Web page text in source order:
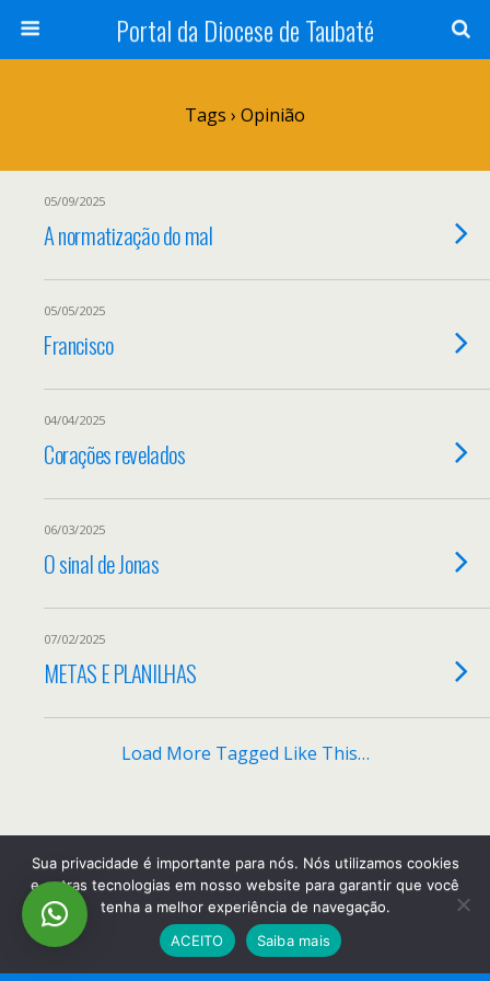
Portal da Diocese de Taubaté
Tags › Opinião
05/09/2025
A normatização do mal
05/05/2025
Francisco
04/04/2025
Corações revelados
06/03/2025
O sinal de Jonas
07/02/2025
METAS E PLANILHAS
Load More Tagged Like This…
Back to top
Mobile Desktop
Sua privacidade é importante para nós. Nós utilizamos cookies
e outras tecnologias em nosso website para garantir que você
tenha a melhor experiência de navegação.
ACEITO
Saiba mais